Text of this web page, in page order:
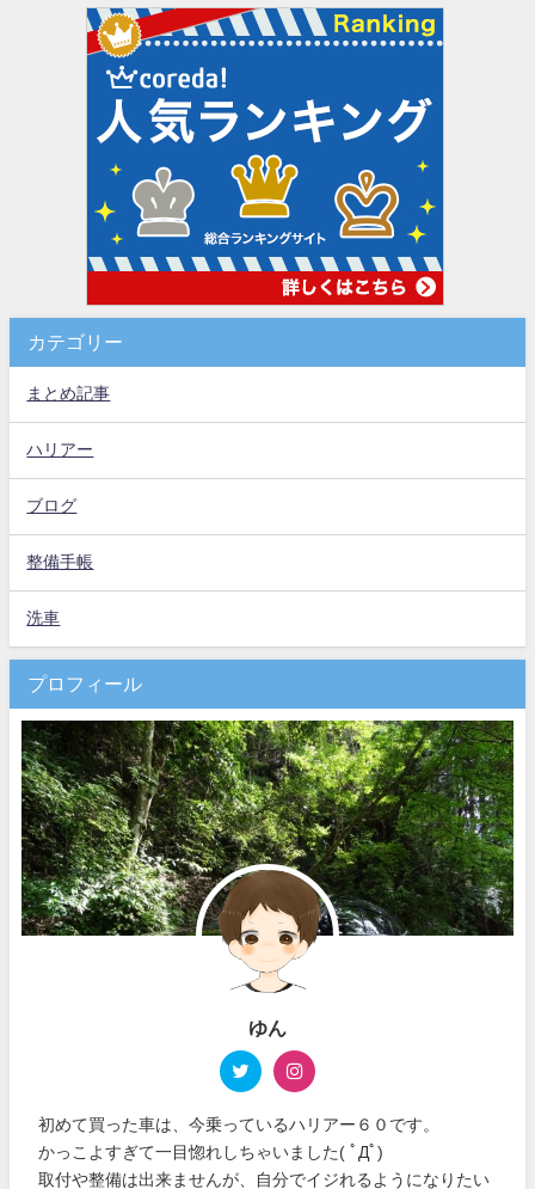
カテゴリー
まとめ記事
ハリアー
ブログ
整備手帳
洗車
プロフィール
ゆん
初めて買った車は、今乗っているハリアー６０です。
かっこよすぎて一目惚れしちゃいました( ﾟДﾟ)
取付や整備は出来ませんが、自分でイジれるようになりたい